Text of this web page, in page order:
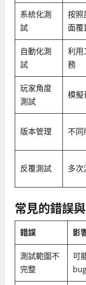
系統化測
試
按照
面覆
自動化測
試
利用
務
玩家角度
測試
模擬
版本管理 不同
反覆測試 多次
常見的錯誤
錯誤 影
測試範圍不
完整
可